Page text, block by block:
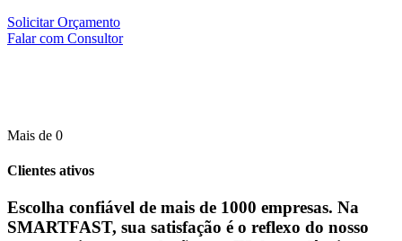
Solicitar Orçamento
Falar com Consultor
Mais de 0
Clientes ativos
Escolha confiável de mais de 1000 empresas. Na
SMARTFAST, sua satisfação é o reflexo do nosso